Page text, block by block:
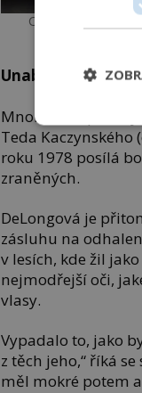
Candice deLonová
Unabomber má
Mnohem
Teda Kaczynského
roku 1978 posílá
zraněných.
DeLongová je
zásluhu na
v lesích, kde žil
nejmodřejší oči,
vlasy.
Vypadalo to, jako
z těch jeho,“ říká
měl mokré potem